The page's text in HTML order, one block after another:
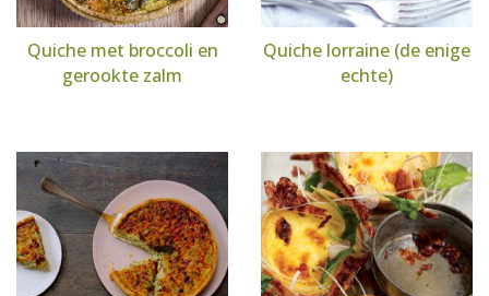
Quiche met broccoli en
gerookte zalm
Quiche lorraine (de enige
echte)